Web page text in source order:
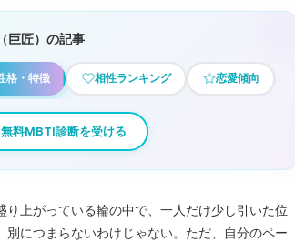
巨匠）の記事
格・特徴 相性ランキング 恋愛傾向
無料MBTI診断を受ける
り上がっている輪の中で、一人だけ少し引いた位
別につまらないわけじゃない。ただ、自分のペー